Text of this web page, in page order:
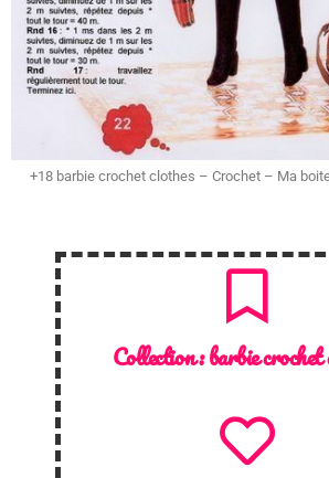
+18 barbie crochet clothes – Crochet – Ma
Collection :barbie